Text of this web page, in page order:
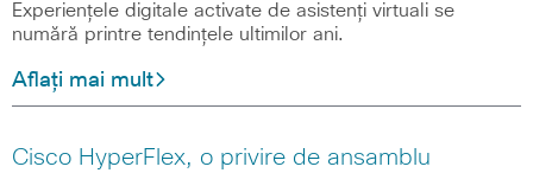
Experiențele digitale activate de asistenți virtuali se
numără printre tendințele ultimilor ani.
Aflați mai mult
Cisco HyperFlex, o privire de ansamblu